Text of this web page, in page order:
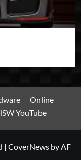
Online
YouTube
| CoverNews by AF